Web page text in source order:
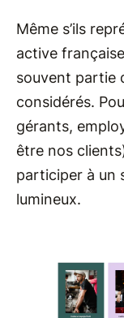
Même s’ils
active
souvent partie
considérés.
gérants,
être nos
participer à un
lumineux.